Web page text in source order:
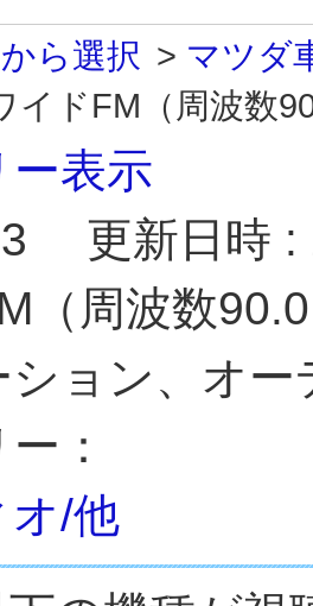
ら選択 > マツダ
イドFM（周波数
ー表示
更新日時
（周波数
ション、オ
：
オ/他